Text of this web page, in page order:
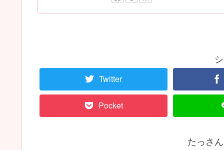
Twitter
Pocket
たっさ